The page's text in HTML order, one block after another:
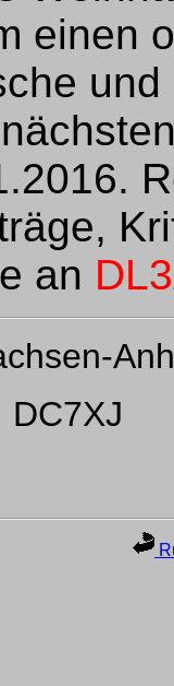
einen
an
DC7XJ